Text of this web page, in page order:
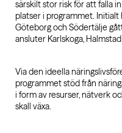
särskilt stor risk för att falla
platser i programmet. Initialt
Göteborg och Södertälje
ansluter Karlskoga,
Via den ideella
programmet stöd från
i form av resurser, nätverk
skall växa.